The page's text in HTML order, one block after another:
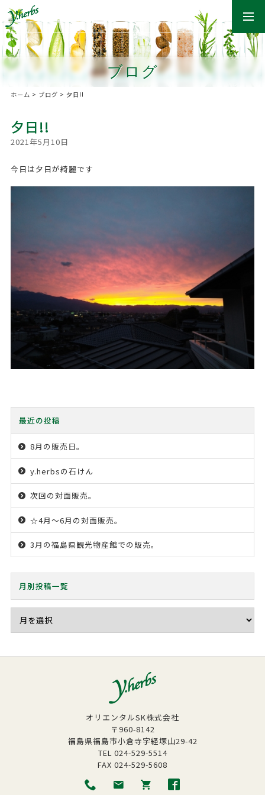
ブログ
ホーム > ブログ > 夕日!!
夕日!!
2021年5月10日
今日は夕日が綺麗です
最近の投稿
8月の販売日。
y.herbsの石けん
次回の対面販売。
☆4月〜6月の対面販売。
3月の福島県観光物産館での販売。
月別投稿一覧
オリエンタルSK株式会社
〒960-8142
福島県福島市小倉寺字経塚山29-42
TEL 024-529-5514
FAX 024-529-5608